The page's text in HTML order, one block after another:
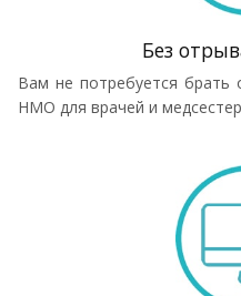
Без
Вам не потребуется брать
НМО для врачей и медсестер